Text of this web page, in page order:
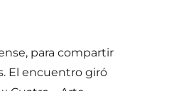
para compartir
El encuentro giró